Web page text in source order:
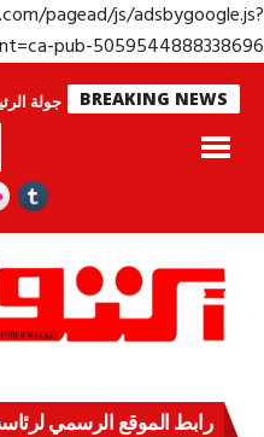
pagead/js/
pub-
BREAKING NEWS
وحراس لا ينامون جولة الرئيس
رابط الموقع الرسمي لرئاسة